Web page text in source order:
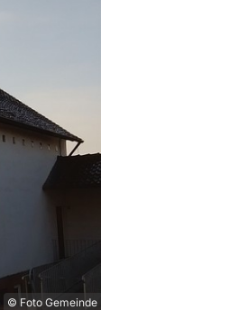
© Foto Gemeinde